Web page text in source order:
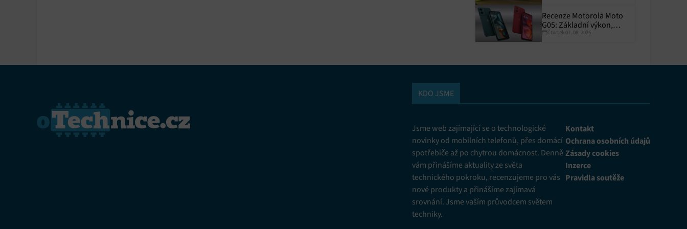
Recenze Motorola Moto
G05: Základní výkon,
skvělá výdrž
Čtvrtek 07. 08. 2025
KDO JSME
Jsme web zajímající se o technologické
novinky od mobilních telefonů, přes domácí
spotřebiče až po chytrou domácnost. Denně
vám přinášíme aktuality ze světa
technického pokroku, recenzujeme pro vás
nové produkty a přinášíme zajímavá
srovnání. Jsme vaším průvodcem světem
techniky.
Kontakt
Ochrana osobních údajů
Zásady cookies
Inzerce
Pravidla soutěže